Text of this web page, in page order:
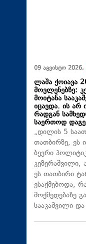
09 აგვისტო 2026,
ლაშა ქოიავა
მოვლენებზე:
მოიტანა
იცავდა. ის არ
რადგან
საერთოდ
„დილის 5
თათბირზე, ეს
ბევრი
კეზერაშვილი,
ეს თათბირი
ესაქმებოდა,
მოქმედებაზე
სააკაშვილი